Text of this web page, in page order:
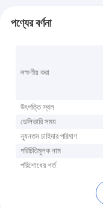
পণ্যের বর্ণনা
লক্ষণীয় করা
উৎপত্তি স্থল
ডেলিভারি সময়
ন্যূনতম চাহিদার পরিমাণ
পরিচিতিমুলক নাম
পরিশোধের শর্ত